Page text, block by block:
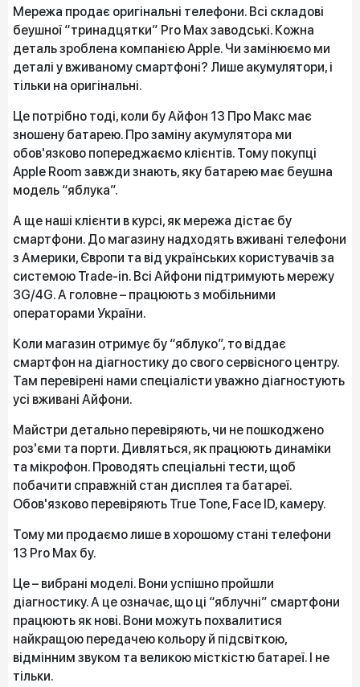
Мережа продає оригінальні телефони. Всі складові
беушної “тринадцятки” Pro Max заводські. Кожна
деталь зроблена компанією Apple. Чи замінюємо ми
деталі у вживаному смартфоні? Лише акумулятори, і
тільки на оригінальні.
Це потрібно тоді, коли бу Айфон 13 Про Макс має
зношену батарею. Про заміну акумулятора ми
обов'язково попереджаємо клієнтів. Тому покупці
Apple Room завжди знають, яку батарею має беушна
модель “яблука”.
А ще наші клієнти в курсі, як мережа дістає бу
смартфони. До магазину надходять вживані телефони
з Америки, Європи та від українських користувачів за
системою Trade-in. Всі Айфони підтримують мережу
3G/4G. А головне – працюють з мобільними
операторами України.
Коли магазин отримує бу “яблуко”, то віддає
смартфон на діагностику до свого сервісного центру.
Там перевірені нами спеціалісти уважно діагностують
усі вживані Айфони.
Майстри детально перевіряють, чи не пошкоджено
роз'єми та порти. Дивляться, як працюють динаміки
та мікрофон. Проводять спеціальні тести, щоб
побачити справжній стан дисплея та батареї.
Обов'язково перевіряють True Tone, Face ID, камеру.
Тому ми продаємо лише в хорошому стані телефони
13 Pro Max бу.
Це – вибрані моделі. Вони успішно пройшли
діагностику. А це означає, що ці “яблучні” смартфони
працюють як нові. Вони можуть похвалитися
найкращою передачею кольору й підсвіткою,
відмінним звуком та великою місткістю батареї. І не
тільки.